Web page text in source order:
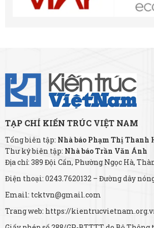
TẠP CHÍ KIẾN TRÚC VIỆT NAM
Tổng biên tập: Nhà báo Phạm Thị Thanh
Thư ký biên tập: Nhà báo Trần Văn Ánh
Địa chỉ: 389 Đội Cấn, Phường Ngọc Hà,
Điện thoại: 0243.7620132 – Đường dây
Email: tcktvn@gmail.com
Trang web: https://